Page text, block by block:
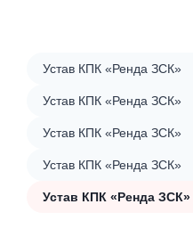
Устав КПК «Ренда ЗСК»
Устав КПК «Ренда ЗСК»
Устав КПК «Ренда ЗСК»
Устав КПК «Ренда ЗСК»
Устав КПК «Ренда ЗСК»